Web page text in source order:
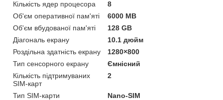
Кількість ядер процесора
8
Об'єм оперативної пам'яті
6000 MB
Об'єм вбудованої пам'яті
128 GB
Діагональ екрану
10.1 дюйм
Роздільна здатність екрану
1280×800
Тип сенсорного екрану
Ємнісний
Кількість підтримуваних
SIM-карт
2
Тип SIM-карти
Nano-SIM